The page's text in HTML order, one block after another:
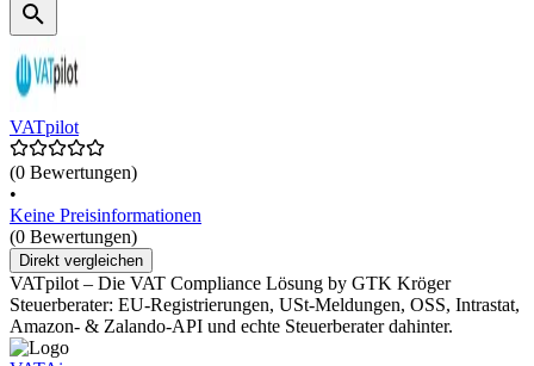
VATpilot
(0 Bewertungen)
•
Keine Preisinformationen
(0 Bewertungen)
Direkt vergleichen
VATpilot – Die VAT Compliance Lösung by GTK Kröger
Steuerberater: EU-Registrierungen, USt-Meldungen, OSS, Intrastat,
Amazon- & Zalando-API und echte Steuerberater dahinter.